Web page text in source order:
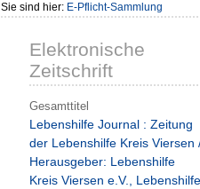
Sie sind hier: E-Pflicht-Sammlung
Elektronische
Zeitschrift
Gesamttitel
Lebenshilfe Journal : Zeitung
der Lebenshilfe Kreis Viersen
Herausgeber: Lebenshilfe
Kreis Viersen e.V., Lebenshilfe